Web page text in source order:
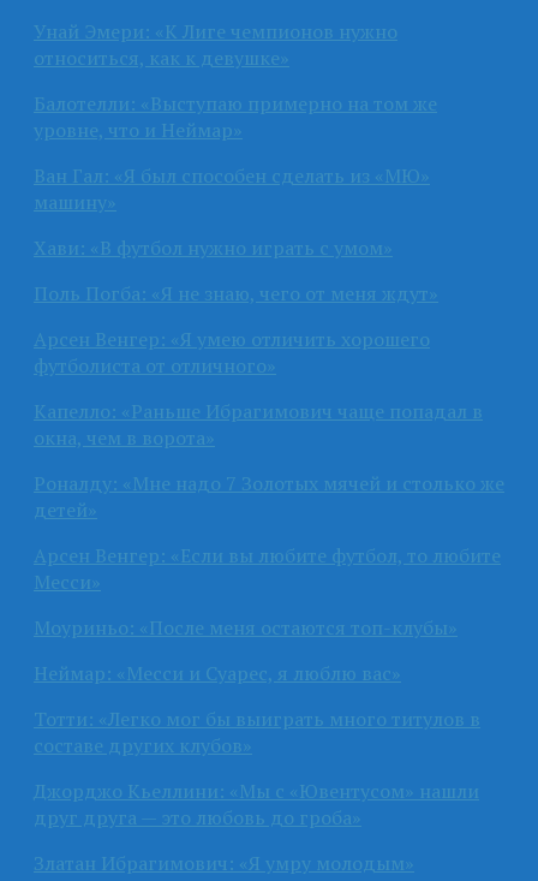
Унай Эмери: «К Лиге чемпионов нужно
относиться, как к девушке»
Балотелли: «Выступаю примерно на том же
уровне, что и Неймар»
Ван Гал: «Я был способен сделать из «МЮ»
машину»
Хави: «В футбол нужно играть с умом»
Поль Погба: «Я не знаю, чего от меня ждут»
Арсен Венгер: «Я умею отличить хорошего
футболиста от отличного»
Капелло: «Раньше Ибрагимович чаще попадал в
окна, чем в ворота»
Роналду: «Мне надо 7 Золотых мячей и столько же
детей»
Арсен Венгер: «Если вы любите футбол, то любите
Месси»
Моуриньо: «После меня остаются топ-клубы»
Неймар: «Месси и Суарес, я люблю вас»
Тотти: «Легко мог бы выиграть много титулов в
составе других клубов»
Джорджо Кьеллини: «Мы с «Ювентусом» нашли
друг друга — это любовь до гроба»
Златан Ибрагимович: «Я умру молодым»